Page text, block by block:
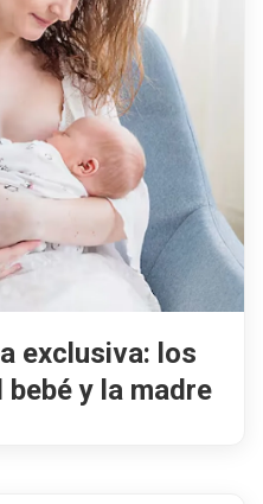
exclusiva: los
y la madre